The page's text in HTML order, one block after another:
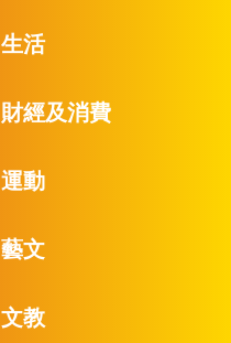
生活
財經及消費
運動
藝文
文教